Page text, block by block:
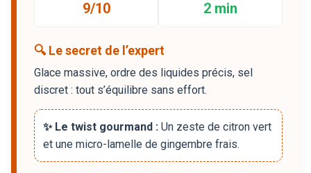
9/10 2 min
🔍 Le secret de l’expert
Glace massive, ordre des liquides précis, sel
discret : tout s’équilibre sans effort.
✨ Le twist gourmand : Un zeste de citron vert
et une micro-lamelle de gingembre frais.